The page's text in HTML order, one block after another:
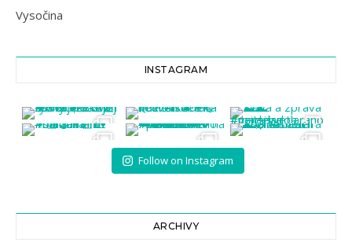
Vysočina
INSTAGRAM
Follow on Instagram
ARCHIVY